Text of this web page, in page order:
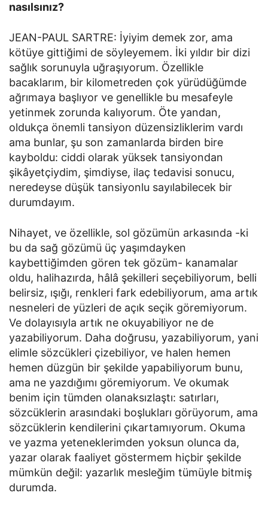
nasılsınız?
JEAN-PAUL SARTRE: İyiyim demek zor, ama
kötüye gittiğimi de söyleyemem. İki yıldır bir dizi
sağlık sorunuyla uğraşıyorum. Özellikle
bacaklarım, bir kilometreden çok yürüdüğümde
ağrımaya başlıyor ve genellikle bu mesafeyle
yetinmek zorunda kalıyorum. Öte yandan,
oldukça önemli tansiyon düzensizliklerim vardı
ama bunlar, şu son zamanlarda birden bire
kayboldu: ciddi olarak yüksek tansiyondan
şikâyetçiydim, şimdiyse, ilaç tedavisi sonucu,
neredeyse düşük tansiyonlu sayılabilecek bir
durumdayım.
Nihayet, ve özellikle, sol gözümün arkasında -ki
bu da sağ gözümü üç yaşımdayken
kaybettiğimden gören tek gözüm- kanamalar
oldu, halihazırda, hâlâ şekilleri seçebiliyorum, belli
belirsiz, ışığı, renkleri fark edebiliyorum, ama artık
nesneleri de yüzleri de açık seçik göremiyorum.
Ve dolayısıyla artık ne okuyabiliyor ne de
yazabiliyorum. Daha doğrusu, yazabiliyorum, yani
elimle sözcükleri çizebiliyor, ve halen hemen
hemen düzgün bir şekilde yapabiliyorum bunu,
ama ne yazdığımı göremiyorum. Ve okumak
benim için tümden olanaksızlaştı: satırları,
sözcüklerin arasındaki boşlukları görüyorum, ama
sözcüklerin kendilerini çıkartamıyorum. Okuma
ve yazma yeteneklerimden yoksun olunca da,
yazar olarak faaliyet göstermem hiçbir şekilde
mümkün değil: yazarlık mesleğim tümüyle bitmiş
durumda.